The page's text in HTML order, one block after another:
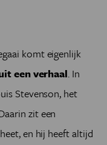
komt eigenlijk
een verhaal. In
Stevenson, het
zit een
en hij heeft altijd